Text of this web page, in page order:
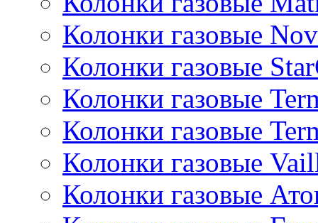
Колонки газовые
Колонки газовые
Колонки газовые
Колонки газовые
Колонки газовые
Колонки газовые